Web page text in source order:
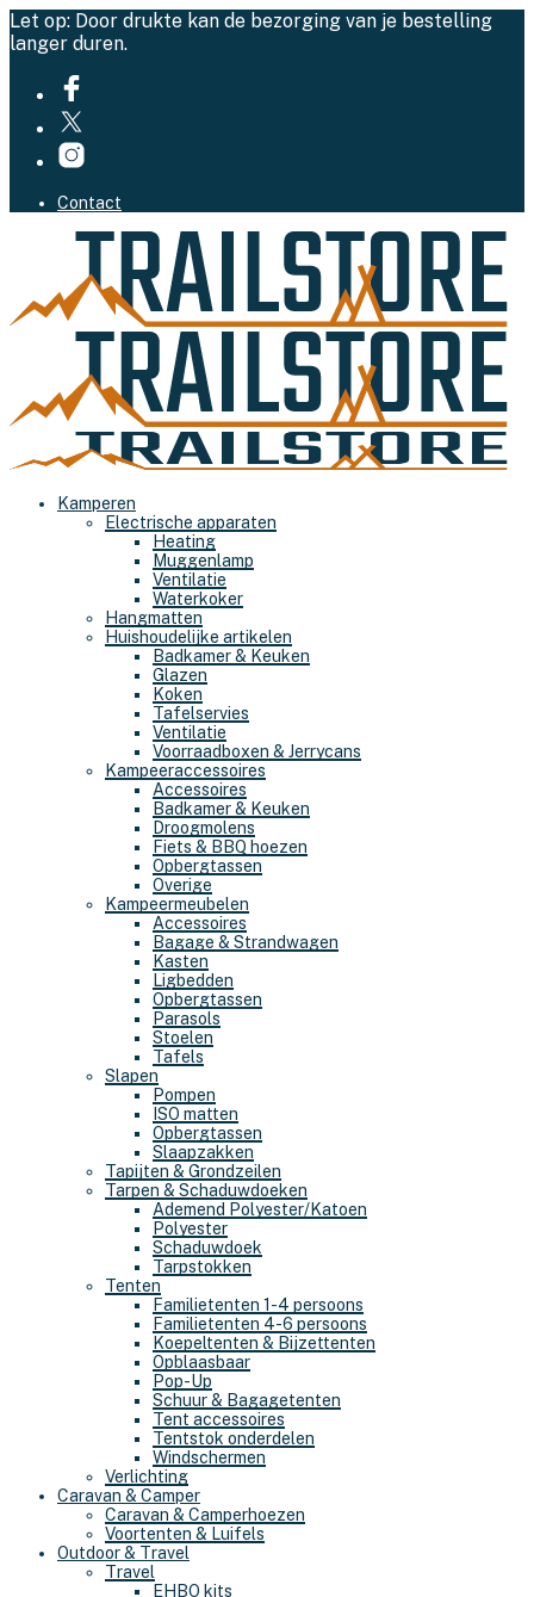
Let op: Door drukte kan de bezorging van je bestelling
langer duren.
Contact
Kamperen
Electrische apparaten
Heating
Muggenlamp
Ventilatie
Waterkoker
Hangmatten
Huishoudelijke artikelen
Badkamer & Keuken
Glazen
Koken
Tafelservies
Ventilatie
Voorraadboxen & Jerrycans
Kampeeraccessoires
Accessoires
Badkamer & Keuken
Droogmolens
Fiets & BBQ hoezen
Opbergtassen
Overige
Kampeermeubelen
Accessoires
Bagage & Strandwagen
Kasten
Ligbedden
Opbergtassen
Parasols
Stoelen
Tafels
Slapen
Pompen
ISO matten
Opbergtassen
Slaapzakken
Tapijten & Grondzeilen
Tarpen & Schaduwdoeken
Ademend Polyester/Katoen
Polyester
Schaduwdoek
Tarpstokken
Tenten
Familietenten 1-4 persoons
Familietenten 4-6 persoons
Koepeltenten & Bijzettenten
Opblaasbaar
Pop-Up
Schuur & Bagagetenten
Tent accessoires
Tentstok onderdelen
Windschermen
Verlichting
Caravan & Camper
Caravan & Camperhoezen
Voortenten & Luifels
Outdoor & Travel
Travel
EHBO kits